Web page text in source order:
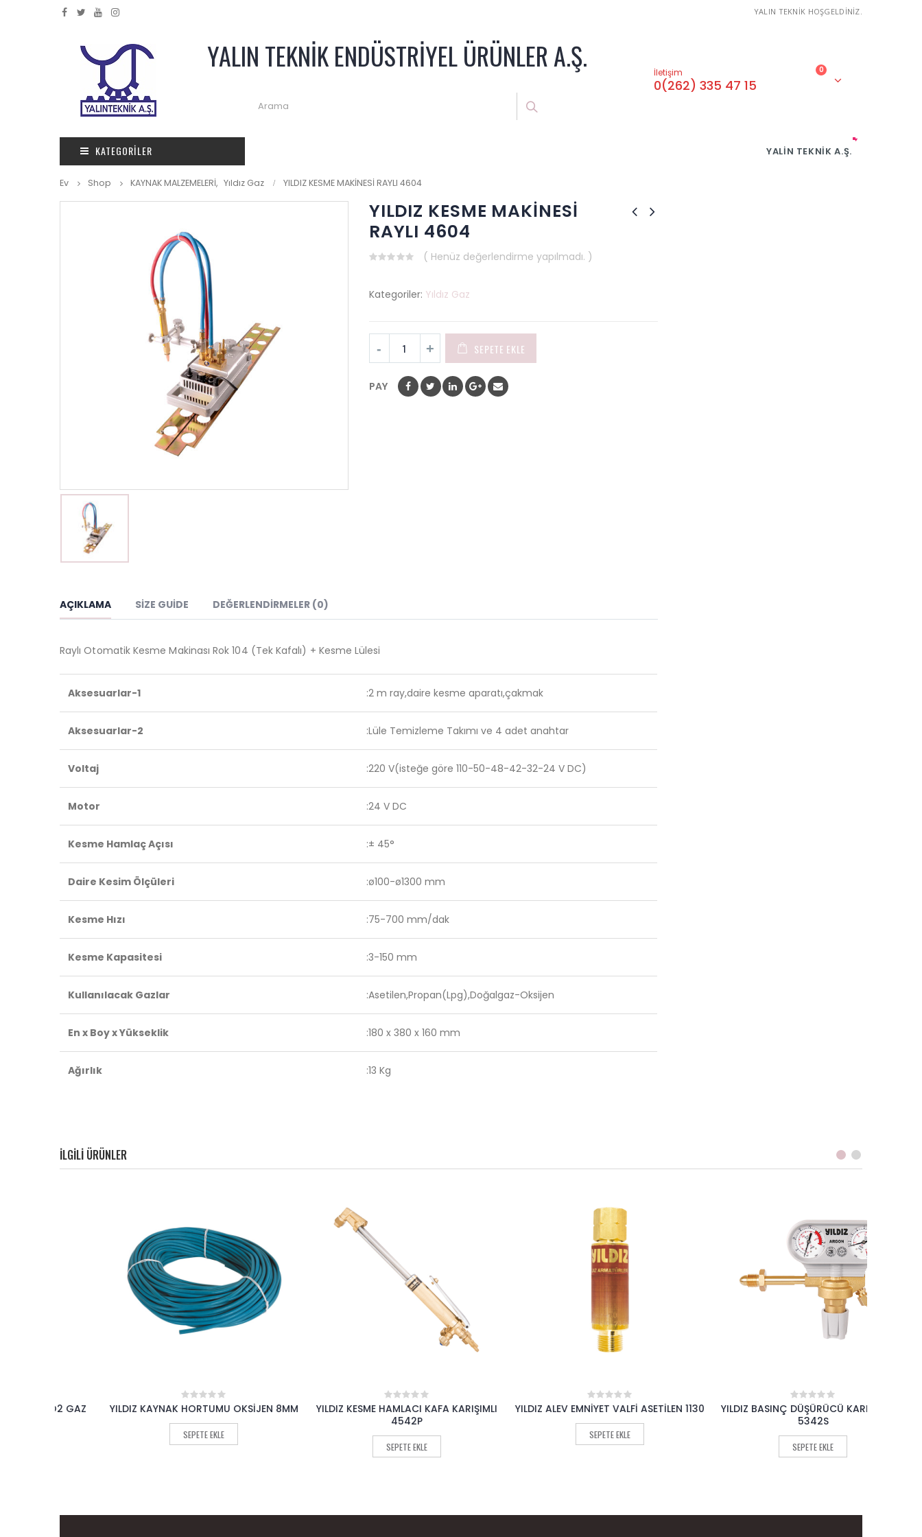
YALIN TEKNİK HOŞGELDİNİZ.
YALIN TEKNİK ENDÜSTRİYEL ÜRÜNLER A.Ş. İletişim
0(262) 335 47 15
0
KATEGORILER YALIN TEKNIK A.Ş.
Ev Shop KAYNAK MALZEMELERİ, Yıldız Gaz YILDIZ KESME MAKİNESİ RAYLI 4604
YILDIZ KESME MAKİNESİ
RAYLI 4604
5
( Henüz değerlendirme yapılmadı. )
Kategoriler: Yıldız Gaz
SEPETE EKLE
PAY
AÇIKLAMA SIZE GUIDE DEĞERLENDIRMELER (0)
Raylı Otomatik Kesme Makinası Rok 104 (Tek Kafalı) + Kesme Lülesi
Aksesuarlar-1 :2 m ray,daire kesme aparatı,çakmak
Aksesuarlar-2 :Lüle Temizleme Takımı ve 4 adet anahtar
Voltaj :220 V(isteğe göre 110-50-48-42-32-24 V DC)
Motor :24 V DC
Kesme Hamlaç Açısı :± 45°
Daire Kesim Ölçüleri :ø100-ø1300 mm
Kesme Hızı :75-700 mm/dak
Kesme Kapasitesi :3-150 mm
Kullanılacak Gazlar :Asetilen,Propan(Lpg),Doğalgaz-Oksijen
En x Boy x Yükseklik :180 x 380 x 160 mm
Ağırlık :13 Kg
ILGILI ÜRÜNLER
0
YILDIZ KAYNAK HORTUMU OKSİJEN 8MM
0
YILDIZ KESME HAMLACI KAFA KARIŞIMLI
0
YILDIZ ALEV EMNİYET VALFİ ASETİLEN 1130
0
YILDIZ BASINÇ DÜŞÜRÜCÜ KARIŞIMGAZ